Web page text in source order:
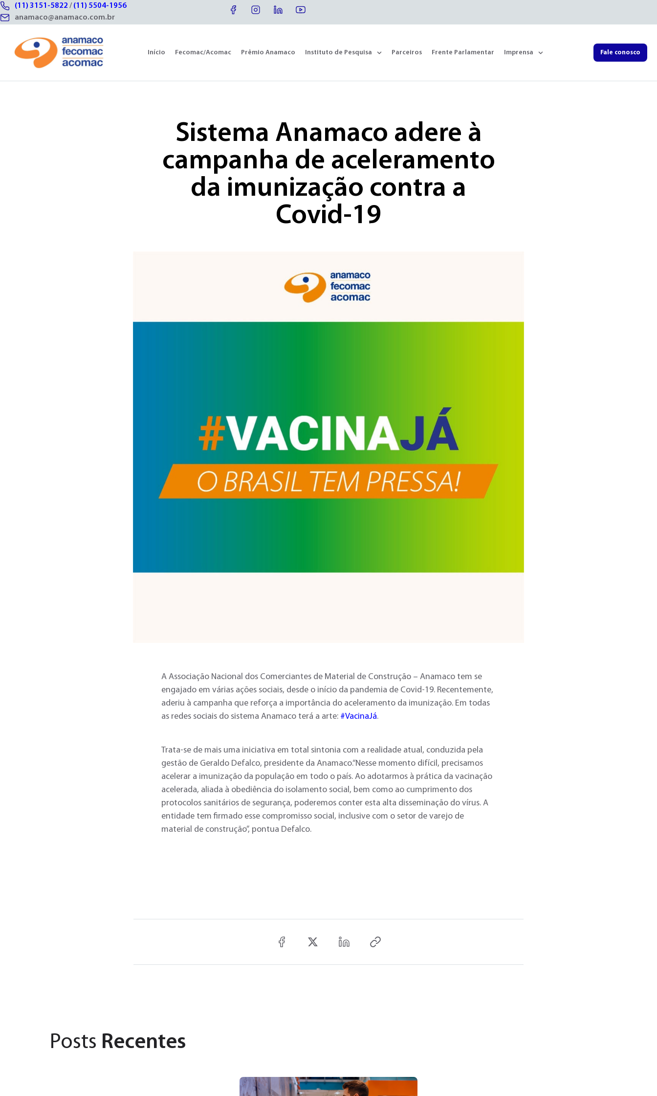
(11) 3151-5822 / (11) 5504-1956
anamaco@anamaco.com.br
Início Fecomac/Acomac Prêmio Anamaco Instituto de Pesquisa Parceiros Frente Parlamentar Imprensa Fale conosco
Sistema Anamaco adere à
campanha de aceleramento
da imunização contra a
Covid-19
A Associação Nacional dos Comerciantes de Material de Construção – Anamaco tem se
engajado em várias ações sociais, desde o início da pandemia de Covid-19. Recentemente,
aderiu à campanha que reforça a importância do aceleramento da imunização. Em todas
as redes sociais do sistema Anamaco terá a arte: #VacinaJá.
Trata-se de mais uma iniciativa em total sintonia com a realidade atual, conduzida pela
gestão de Geraldo Defalco, presidente da Anamaco.“Nesse momento difícil, precisamos
acelerar a imunização da população em todo o país. Ao adotarmos à prática da vacinação
acelerada, aliada à obediência do isolamento social, bem como ao cumprimento dos
protocolos sanitários de segurança, poderemos conter esta alta disseminação do vírus. A
entidade tem firmado esse compromisso social, inclusive com o setor de varejo de
material de construção”, pontua Defalco.
Posts Recentes